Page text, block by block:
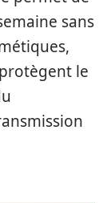
sans
le